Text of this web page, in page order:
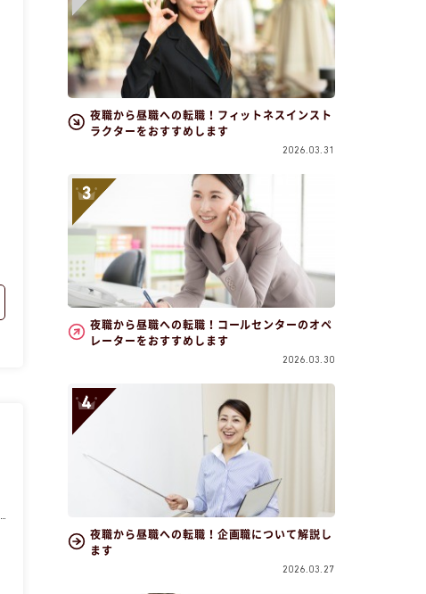
夜職から昼職への転職！フィットネスインスト
ラクターをおすすめします
2026.03.31
夜職から昼職への転職！コールセンターのオペ
レーターをおすすめします
2026.03.30
夜職から昼職への転職！企画職について解説し
ます
2026.03.27